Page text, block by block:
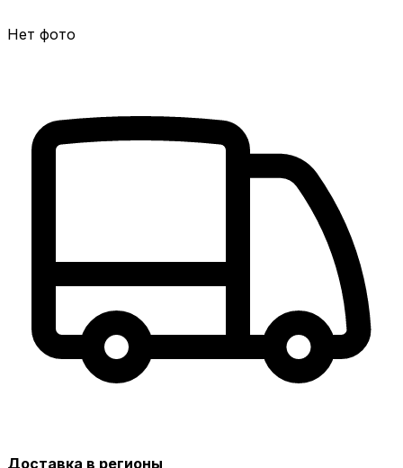
Нет фото
Доставка в регионы